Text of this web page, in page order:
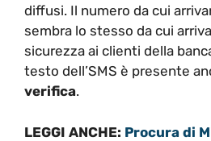
diffusi. Il numero da cui
sembra lo stesso da cui
sicurezza ai clienti della
testo dell’SMS è presente
verifica.
LEGGI ANCHE: Procura di